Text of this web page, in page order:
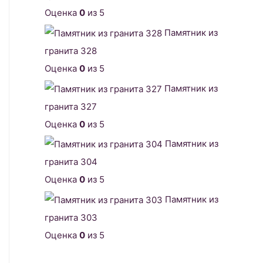
Оценка 0 из 5
Памятник из
гранита 328
Оценка 0 из 5
Памятник из
гранита 327
Оценка 0 из 5
Памятник из
гранита 304
Оценка 0 из 5
Памятник из
гранита 303
Оценка 0 из 5